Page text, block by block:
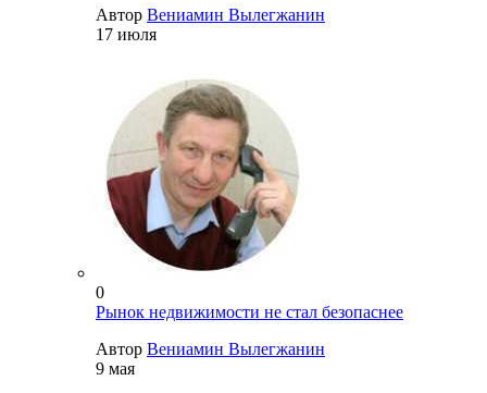
Автор Вениамин Вылегжанин
17 июля
0
Рынок недвижимости не стал безопаснее
Автор Вениамин Вылегжанин
9 мая